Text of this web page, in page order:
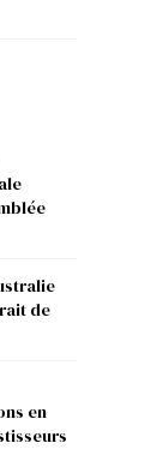
de
en